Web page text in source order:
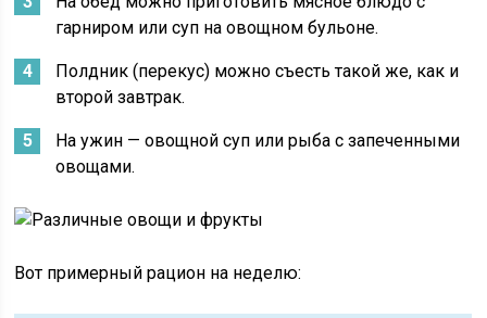
гарниром или суп на овощном бульоне.
Полдник (перекус) можно съесть такой же, как и
второй завтрак.
На ужин — овощной суп или рыба с запеченными
овощами.
Вот примерный рацион на неделю: